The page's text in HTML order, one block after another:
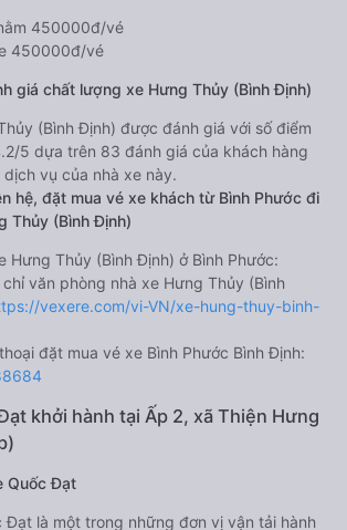
450000đ/vé
450000đ/vé
giá chất lượng xe Hưng Thủy (Bình Định)
(Bình Định) được đánh giá với số điểm
5 dựa trên 83 đánh giá của khách hàng
vụ của nhà xe này.
hệ, đặt mua vé xe khách từ Bình Phước đi
Thủy (Bình Định)
Hưng Thủy (Bình Định) ở Bình Phước:
văn phòng nhà xe Hưng Thủy (Bình
vexere.com/vi-VN/xe-hung-thuy-binh-
đặt mua vé xe Bình Phước Bình Định:
khởi hành tại Ấp 2, xã Thiện Hưng
Quốc Đạt
Đạt là một trong những đơn vị vận tải hành